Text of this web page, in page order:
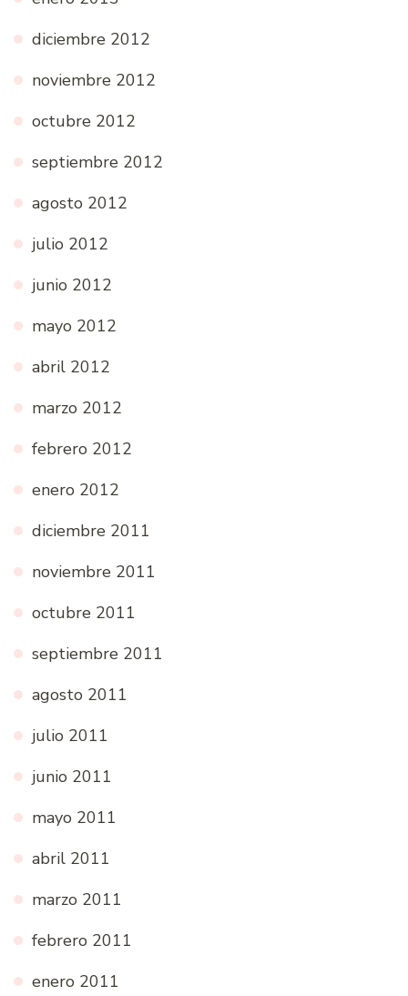
diciembre 2012
noviembre 2012
octubre 2012
septiembre 2012
agosto 2012
julio 2012
junio 2012
mayo 2012
abril 2012
marzo 2012
febrero 2012
enero 2012
diciembre 2011
noviembre 2011
octubre 2011
septiembre 2011
agosto 2011
julio 2011
junio 2011
mayo 2011
abril 2011
marzo 2011
febrero 2011
enero 2011